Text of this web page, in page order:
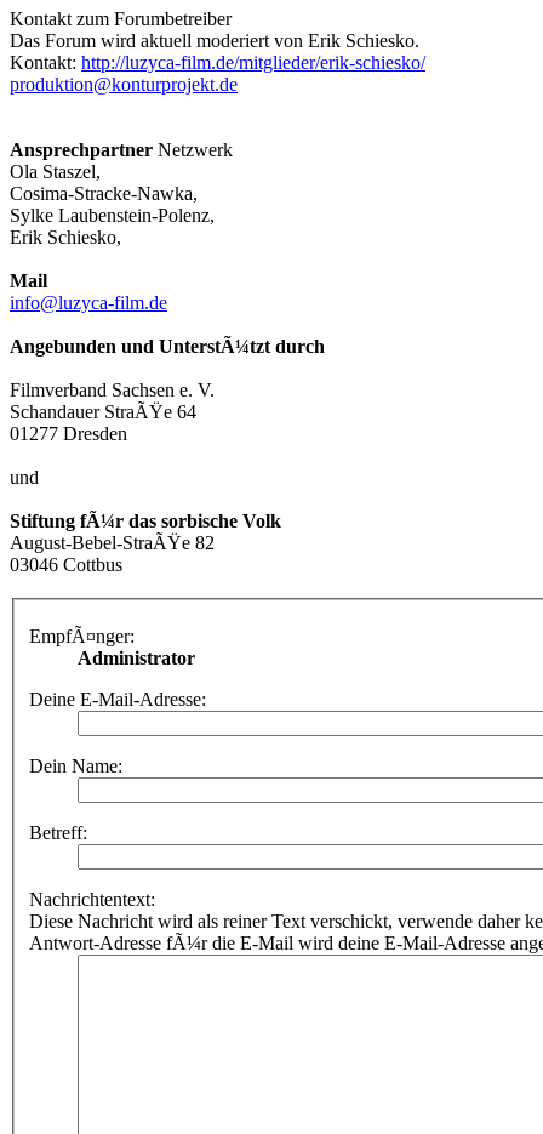
Kontakt zum Forumbetreiber
Das Forum wird aktuell moderiert von Erik Schiesko.
Kontakt: http://luzyca-film.de/mitglieder/erik-schiesko/
produktion@konturprojekt.de
Ansprechpartner Netzwerk
Ola Staszel,
Cosima-Stracke-Nawka,
Sylke Laubenstein-Polenz,
Erik Schiesko,
Mail
info@luzyca-film.de
Angebunden und UnterstÃ¼tzt durch
Filmverband Sachsen e. V.
Schandauer StraÃŸe 64
01277 Dresden
und
Stiftung fÃ¼r das sorbische Volk
August-Bebel-StraÃŸe 82
03046 Cottbus
EmpfÃ¤nger:
Administrator
Deine E-Mail-Adresse:
Dein Name:
Betreff:
Nachrichtentext:
Diese Nachricht wird als reiner Text verschickt, verwende daher
Antwort-Adresse fÃ¼r die E-Mail wird deine E-Mail-Adresse